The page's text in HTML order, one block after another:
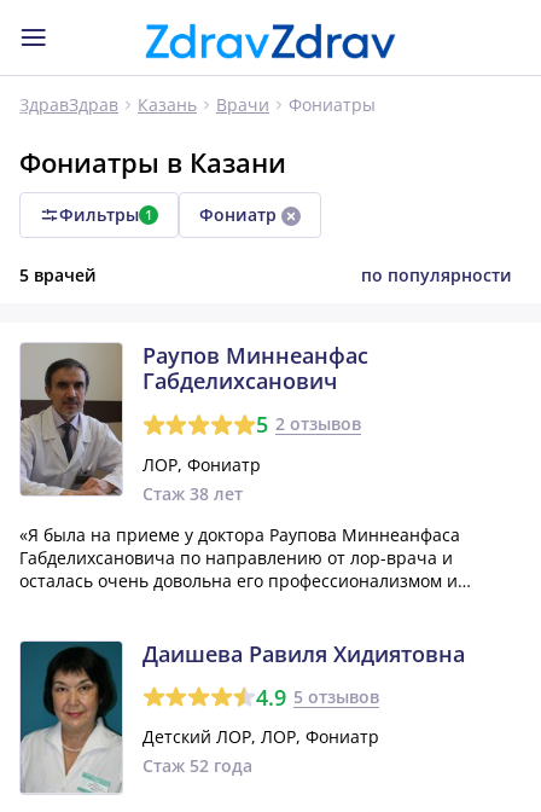
ЗдравЗдрав Казань Врачи Фониатры
Фониатры в Казани
Фильтры 1 Фониатр
5 врачей по популярности
Раупов Миннеанфас
Габделихсанович
5 2 отзывов
ЛОР, Фониатр
Стаж 38 лет
«Я была на приеме у доктора Раупова Миннеанфаса
Габделихсановича по направлению от лор-врача и
осталась очень довольна его профессионализмом и
посоветовал мне проверить щитовидную железу. Я
послед...»
Даишева Равиля Хидиятовна
4.9 5 отзывов
Детский ЛОР, ЛОР, Фониатр
Стаж 52 года